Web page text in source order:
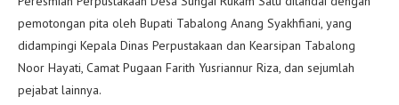
pemotongan pita oleh Bupati Tabalong Anang Syakhfiani, yang
didampingi Kepala Dinas Perpustakaan dan Kearsipan Tabalong
Noor Hayati, Camat Pugaan Farith Yusriannur Riza, dan sejumlah
pejabat lainnya.